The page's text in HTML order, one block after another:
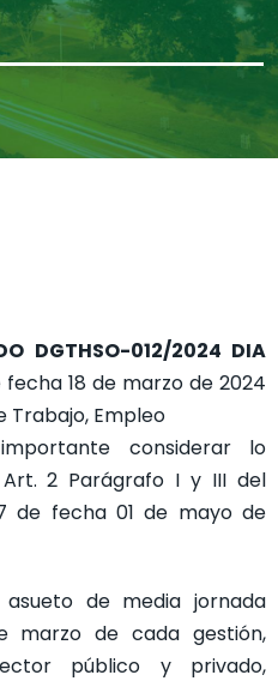
DGTHSO-012/2024 DIA
fecha 18 de marzo de 2024
Trabajo, Empleo
considerar lo
2 Parágrafo I y III del
de fecha 01 de mayo de
de media jornada
marzo de cada gestión,
público y privado,